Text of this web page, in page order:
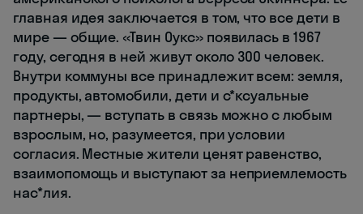
главная идея заключается в том, что все дети в
мире — общие. «Твин Оукс» появилась в 1967
году, сегодня в ней живут около 300 человек.
Внутри коммуны все принадлежит всем: земля,
продукты, автомобили, дети и с*ксуальные
партнеры, — вступать в связь можно с любым
взрослым, но, разумеется, при условии
согласия. Местные жители ценят равенство,
взаимопомощь и выступают за неприемлемость
нас*лия.